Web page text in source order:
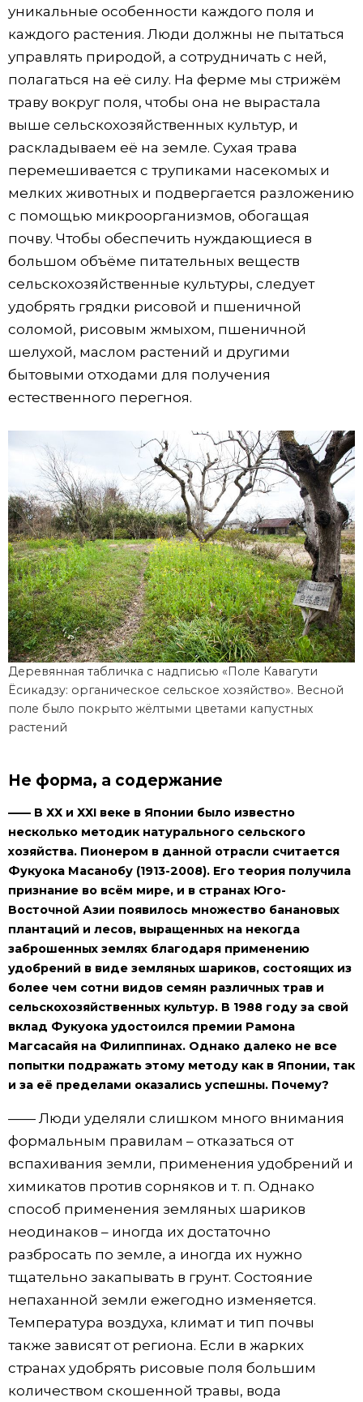
уникальные особенности каждого поля и
каждого растения. Люди должны не пытаться
управлять природой, а сотрудничать с ней,
полагаться на её силу. На ферме мы стрижём
траву вокруг поля, чтобы она не вырастала
выше сельскохозяйственных культур, и
раскладываем её на земле. Сухая трава
перемешивается с трупиками насекомых и
мелких животных и подвергается разложению
с помощью микроорганизмов, обогащая
почву. Чтобы обеспечить нуждающиеся в
большом объёме питательных веществ
сельскохозяйственные культуры, следует
удобрять грядки рисовой и пшеничной
соломой, рисовым жмыхом, пшеничной
шелухой, маслом растений и другими
бытовыми отходами для получения
естественного перегноя.
Деревянная табличка с надписью «Поле Кавагути
Ёсикадзу: органическое сельское хозяйство». Весной
поле было покрыто жёлтыми цветами капустных
растений
Не форма, а содержание
—— В ХХ и ХХI веке в Японии было известно
несколько методик натурального сельского
хозяйства. Пионером в данной отрасли считается
Фукуока Масанобу (1913-2008). Его теория получила
признание во всём мире, и в странах Юго-
Восточной Азии появилось множество банановых
плантаций и лесов, выращенных на некогда
заброшенных землях благодаря применению
удобрений в виде земляных шариков, состоящих из
более чем сотни видов семян различных трав и
сельскохозяйственных культур. В 1988 году за свой
вклад Фукуока удостоился премии Рамона
Магсасайя на Филиппинах. Однако далеко не все
попытки подражать этому методу как в Японии, так
и за её пределами оказались успешны. Почему?
—— Люди уделяли слишком много внимания
формальным правилам – отказаться от
вспахивания земли, применения удобрений и
химикатов против сорняков и т. п. Однако
способ применения земляных шариков
неодинаков – иногда их достаточно
разбросать по земле, а иногда их нужно
тщательно закапывать в грунт. Состояние
непаханной земли ежегодно изменяется.
Температура воздуха, климат и тип почвы
также зависят от региона. Если в жарких
странах удобрять рисовые поля большим
количеством скошенной травы, вода